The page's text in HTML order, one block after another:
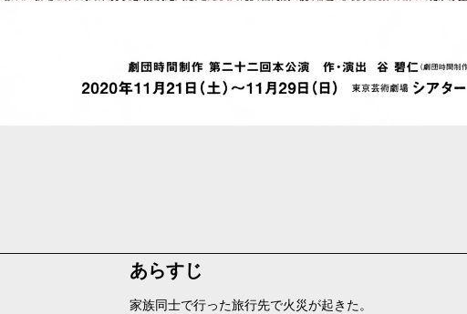
あらすじ
家族同士で行った旅行先で火災が起きた。